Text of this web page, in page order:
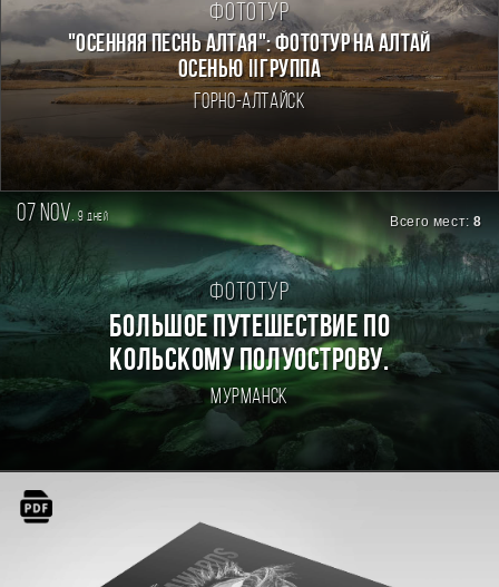
Фототур
"ОСЕННЯЯ ПЕСНЬ АЛТАЯ": ФОТОТУР НА АЛТАЙ
ОСЕНЬЮ Ⅱгруппа
Горно-Алтайск
07 nov. 9дней Всего мест:8
Фототур
БОЛЬШОЕ ПУТЕШЕСТВИЕ ПО
КОЛЬСКОМУ ПОЛУОСТРОВУ.
Мурманск